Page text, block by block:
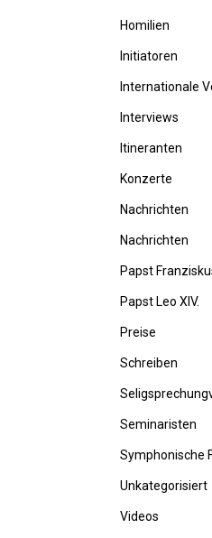
Homilien
Initiatoren
Internationale
Interviews
Itineranten
Konzerte
Nachrichten
Nachrichten
Papst
Papst Leo XIV.
Preise
Schreiben
Seminaristen
Symphonische
Unkategorisiert
Videos